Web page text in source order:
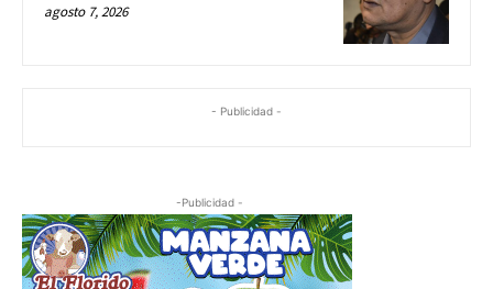
agosto 7, 2026
- Publicidad -
-Publicidad -